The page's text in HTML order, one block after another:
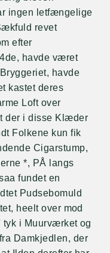
ingen letfængelige
revet
efter
havde været
havde
kastet deres
Loft over
der i disse Klæder
Folkene kun fik
Cigarstump,
*, PÅ langs
fundet en
Pudsebomuld
heelt over mod
tyk i Muurværket og
Damkjedlen, der